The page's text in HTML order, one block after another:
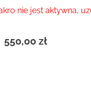
nie jest aktywna,
550,00 zł